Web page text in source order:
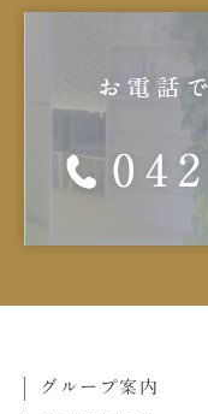
グループ案内